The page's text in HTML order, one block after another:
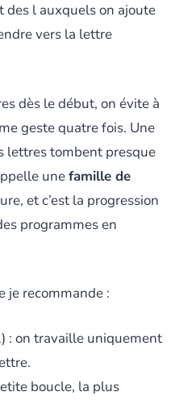
des l auxquels on ajoute
vers la lettre
dès le début, on évite à
geste quatre fois. Une
lettres tombent presque
unefamille de
et c’est la progression
programmes en
je recommande :
: on travaille uniquement
boucle, la plus